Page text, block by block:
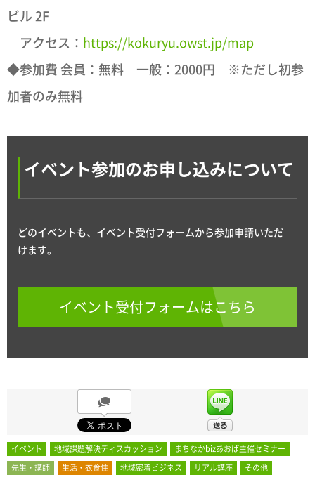
ビル 2F
アクセス： https://kokuryu.owst.jp/map
◆参加費 会員：無料 一般：2000円 ※ただし初参
加者のみ無料
イベント参加のお申し込みについて
どのイベントも、イベント受付フォームから参加申請いただ
けます。
イベント受付フォームはこちら
イベント 地域課題解決ディスカッション
まちなかbizあおば主催セミナー
先生・講師
生活・衣食住 地域密着ビジネス リアル講座 その他